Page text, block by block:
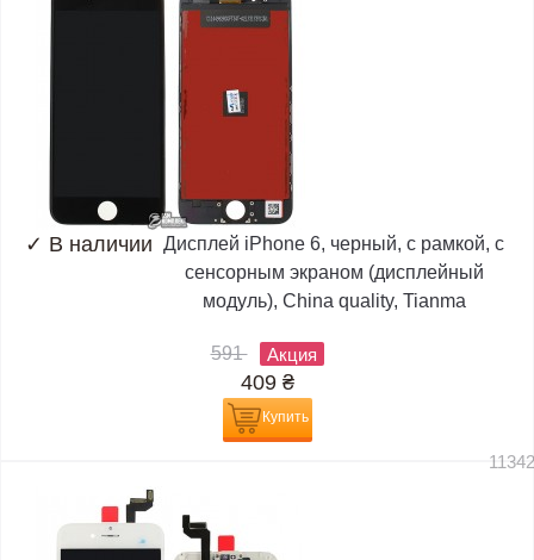
✓ В наличии Дисплей iPhone 6, черный, с рамкой, с
сенсорным экраном (дисплейный
модуль), China quality, Tianma
591 Акция
409 ₴
Купить